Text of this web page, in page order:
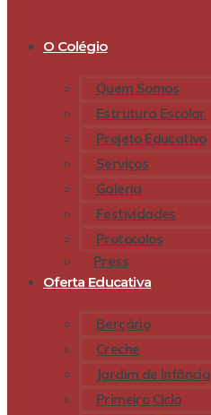
O Colégio
Quem Somos
Estrutura Escolar
Projeto Educativo
Serviços
Galeria
Festividades
Protocolos
Press
Oferta Educativa
Berçário
Creche
Jardim de Infância
Primeiro Ciclo